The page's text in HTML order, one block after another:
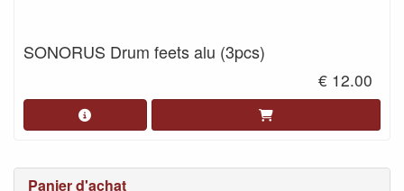
Panier d'achat
SONORUS Drum feets alu (3pcs)
€ 12.00